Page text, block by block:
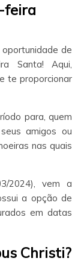
feira
de
Santa! Aqui,
te proporcionar
para, quem
amigos ou
nas quais
2024), vem a
a opção de
em datas
Christi?